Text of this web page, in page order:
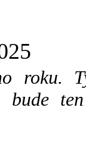
bude